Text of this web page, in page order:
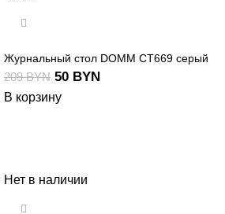
Журнальный стол DOMM CT669 серый
209BYN 50 BYN
В корзину
Нет в наличии